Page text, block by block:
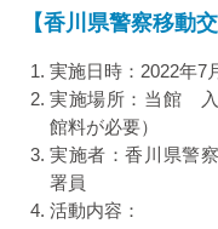
【香川県警察移動
実施日時： 2022年7
実施場所：当館
館料が必要）
実施者：香川県警
署員
活動内容：